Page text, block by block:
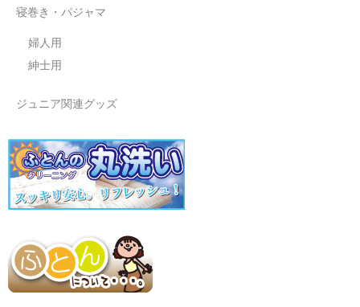
寝巻き・パジャマ
婦人用
紳士用
ジュニア関連グッズ